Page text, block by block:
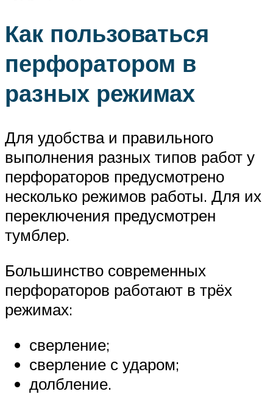
Как пользоваться
перфоратором в
разных режимах
Для удобства и правильного
выполнения разных типов работ у
перфораторов предусмотрено
несколько режимов работы. Для их
переключения предусмотрен
тумблер.
Большинство современных
перфораторов работают в трёх
режимах:
сверление;
сверление с ударом;
долбление.